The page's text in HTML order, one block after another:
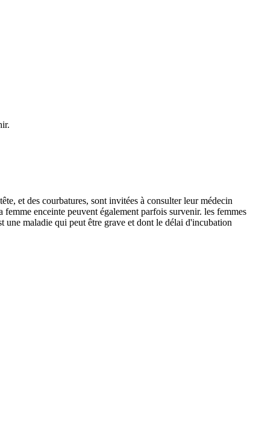
et des courbatures, sont invitées à consulter leur médecin
enceinte peuvent également parfois survenir. les femmes
une maladie qui peut être grave et dont le délai d'incubation